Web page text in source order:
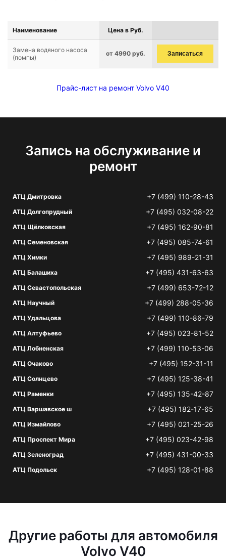
Наименование Цена в Руб.
Замена водяного насоса
(помпы)
от 4990 руб. Записаться
Прайс-лист на ремонт Volvo V40
Запись на обслуживание и
ремонт
АТЦ Дмитровка +7 (499) 110-28-43
АТЦ Долгопрудный +7 (495) 032-08-22
АТЦ Щёлковская +7 (495) 162-90-81
АТЦ Семеновская +7 (495) 085-74-61
АТЦ Химки +7 (495) 989-21-31
АТЦ Балашиха +7 (495) 431-63-63
АТЦ Севастопольская +7 (499) 653-72-12
АТЦ Научный +7 (499) 288-05-36
АТЦ Удальцова +7 (499) 110-86-79
АТЦ Алтуфьево +7 (495) 023-81-52
АТЦ Лобненская +7 (499) 110-53-06
АТЦ Очаково +7 (495) 152-31-11
АТЦ Солнцево +7 (495) 125-38-41
АТЦ Раменки +7 (495) 135-42-87
АТЦ Варшавское ш +7 (495) 182-17-65
АТЦ Измайлово +7 (495) 021-25-26
АТЦ Проспект Мира +7 (495) 023-42-98
АТЦ Зеленоград +7 (495) 431-00-33
АТЦ Подольск +7 (495) 128-01-88
Другие работы для автомобиля
Volvo V40